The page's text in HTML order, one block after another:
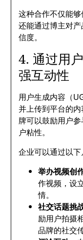
这种合作不仅能
还能通过博主对
信度。
4. 通过用
强互动性
用户生成内容（
并上传到平台的
牌可以鼓励用户
户粘性。
企业可以通过以
举办视频创
作视频，设
情。
社交话题挑
励用户拍摄
品牌的社交